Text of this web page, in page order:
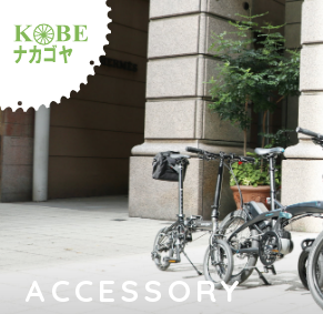
ルショップナカゴヤ
ACCESSORY